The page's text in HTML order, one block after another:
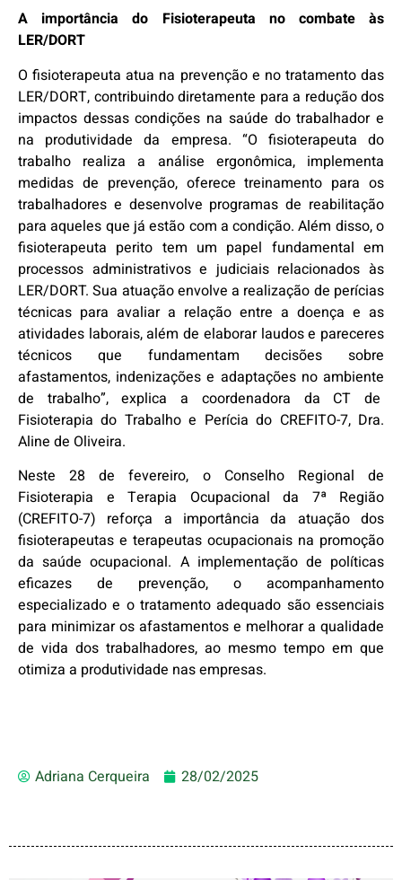
A importância do Fisioterapeuta no combate às
LER/DORT
O fisioterapeuta atua na prevenção e no tratamento das
LER/DORT, contribuindo diretamente para a redução dos
impactos dessas condições na saúde do trabalhador e
na produtividade da empresa. “O fisioterapeuta do
trabalho realiza a análise ergonômica, implementa
medidas de prevenção, oferece treinamento para os
trabalhadores e desenvolve programas de reabilitação
para aqueles que já estão com a condição. Além disso, o
fisioterapeuta perito tem um papel fundamental em
processos administrativos e judiciais relacionados às
LER/DORT. Sua atuação envolve a realização de perícias
técnicas para avaliar a relação entre a doença e as
atividades laborais, além de elaborar laudos e pareceres
técnicos que fundamentam decisões sobre
afastamentos, indenizações e adaptações no ambiente
de trabalho”, explica a coordenadora da CT de
Fisioterapia do Trabalho e Perícia do CREFITO-7, Dra.
Aline de Oliveira.
Neste 28 de fevereiro, o Conselho Regional de
Fisioterapia e Terapia Ocupacional da 7ª Região
(CREFITO-7) reforça a importância da atuação dos
fisioterapeutas e terapeutas ocupacionais na promoção
da saúde ocupacional. A implementação de políticas
eficazes de prevenção, o acompanhamento
especializado e o tratamento adequado são essenciais
para minimizar os afastamentos e melhorar a qualidade
de vida dos trabalhadores, ao mesmo tempo em que
otimiza a produtividade nas empresas.
Adriana Cerqueira 28/02/2025